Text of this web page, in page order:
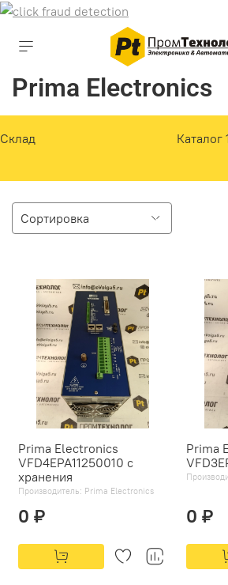
Prima Electronics
Склад Каталог 1
Prima Electronics
VFD4EPA11250010 с
хранения
Производитель: Prima Electronics
0 ₽
Prima
0 ₽